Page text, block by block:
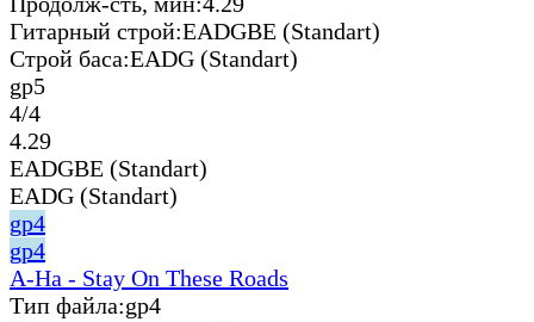
Гитарный строй:EADGBE (Standart)
Строй баса:EADG (Standart)
gp5
4/4
4.29
EADGBE (Standart)
EADG (Standart)
gp4
gp4
A-Ha - Stay On These Roads
Тип файла:gp4